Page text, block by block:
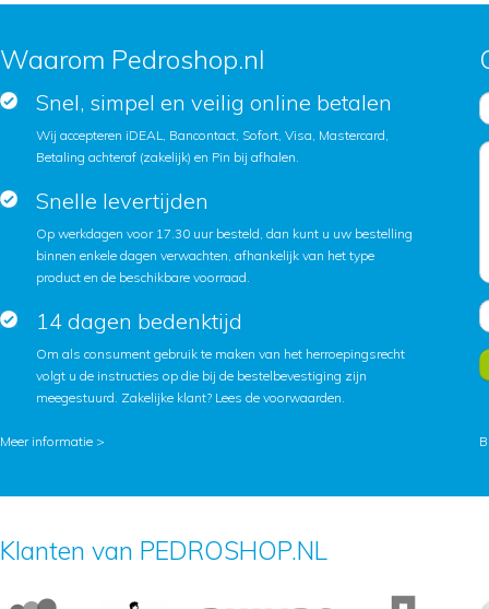
Waarom Pedroshop.nl
Snel, simpel en veilig online betalen
Wij accepteren iDEAL, Bancontact, Sofort, Visa, Mastercard,
Betaling achteraf (zakelijk) en Pin bij afhalen.
Snelle levertijden
Op werkdagen voor 17.30 uur besteld, dan kunt u uw bestelling
binnen enkele dagen verwachten, afhankelijk van het type
product en de beschikbare voorraad.
14 dagen bedenktijd
Om als consument gebruik te maken van het herroepingsrecht
volgt u de instructies op die bij de bestelbevestiging zijn
meegestuurd. Zakelijke klant? Lees de voorwaarden.
Meer informatie >
Klanten van PEDROSHOP.NL